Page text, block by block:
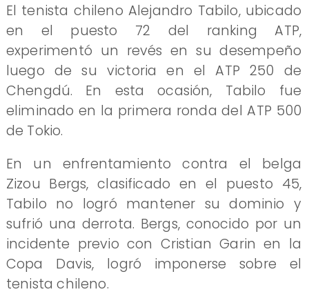
El tenista chileno Alejandro Tabilo, ubicado
en el puesto 72 del ranking ATP,
experimentó un revés en su desempeño
luego de su victoria en el ATP 250 de
Chengdú. En esta ocasión, Tabilo fue
eliminado en la primera ronda del ATP 500
de Tokio.
En un enfrentamiento contra el belga
Zizou Bergs, clasificado en el puesto 45,
Tabilo no logró mantener su dominio y
sufrió una derrota. Bergs, conocido por un
incidente previo con Cristian Garin en la
Copa Davis, logró imponerse sobre el
tenista chileno.